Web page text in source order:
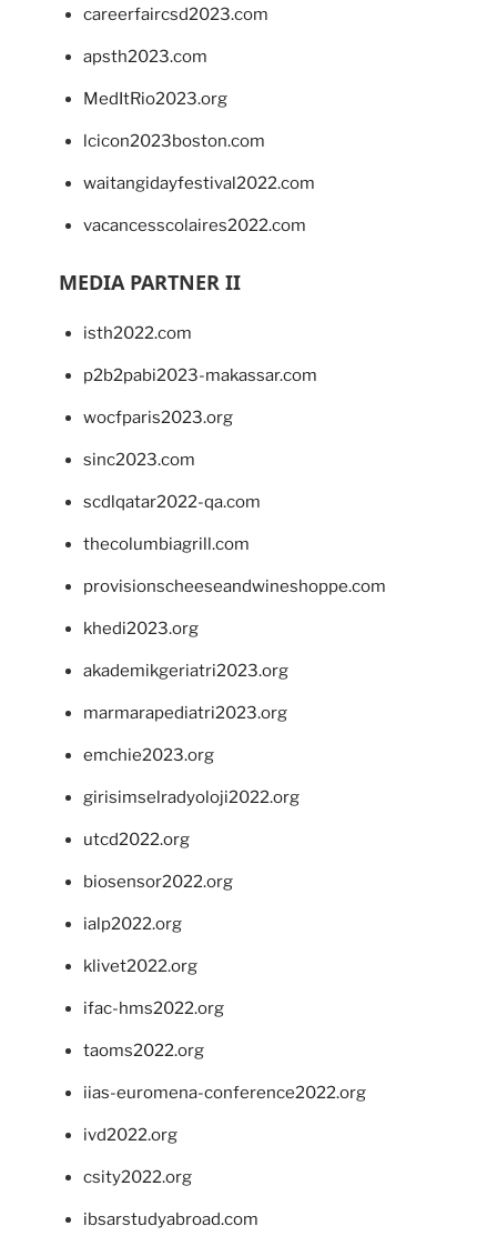
careerfaircsd2023.com
apsth2023.com
MedItRio2023.org
lcicon2023boston.com
waitangidayfestival2022.com
vacancesscolaires2022.com
MEDIA PARTNER II
isth2022.com
p2b2pabi2023-makassar.com
wocfparis2023.org
sinc2023.com
scdlqatar2022-qa.com
thecolumbiagrill.com
provisionscheeseandwineshoppe.com
khedi2023.org
akademikgeriatri2023.org
marmarapediatri2023.org
emchie2023.org
girisimselradyoloji2022.org
utcd2022.org
biosensor2022.org
ialp2022.org
klivet2022.org
ifac-hms2022.org
taoms2022.org
iias-euromena-conference2022.org
ivd2022.org
csity2022.org
ibsarstudyabroad.com